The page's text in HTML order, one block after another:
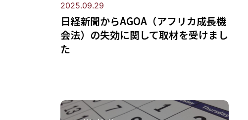
2025.09.29
日経新聞からAGOA（アフリカ成長機
会法）の失効に関して取材を受けまし
た